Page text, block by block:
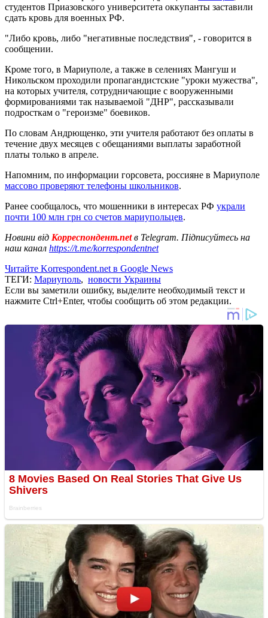
студентов Приазовского университета оккупанты заставили
сдать кровь для военных РФ.
"Либо кровь, либо "негативные последствия", - говорится в
сообщении.
Кроме того, в Мариуполе, а также в селениях Мангуш и
Никольском проходили пропагандистские "уроки мужества",
на которых учителя, сотрудничающие с вооруженными
формированиями так называемой "ДНР", рассказывали
подросткам о "героизме" боевиков.
По словам Андрющенко, эти учителя работают без оплаты в
течение двух месяцев с обещаниями выплаты заработной
платы только в апреле.
Напомним, по информации горсовета, россияне в Мариуполе
массово проверяют телефоны школьников.
Ранее сообщалось, что мошенники в интересах РФ украли
почти 100 млн грн со счетов мариупольцев.
Новини від Корреспондент.netв Telegram. Підписуйтесь на
наш канал https://t.me/korrespondentnet
Читайте Korrespondent.net в Google News
ТЕГИ: Мариуполь, новости Украины
Если вы заметили ошибку, выделите необходимый текст и
нажмите Ctrl+Enter, чтобы сообщить об этом редакции.